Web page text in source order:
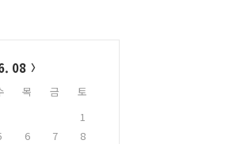
08
목 금
토
1
6 7
8